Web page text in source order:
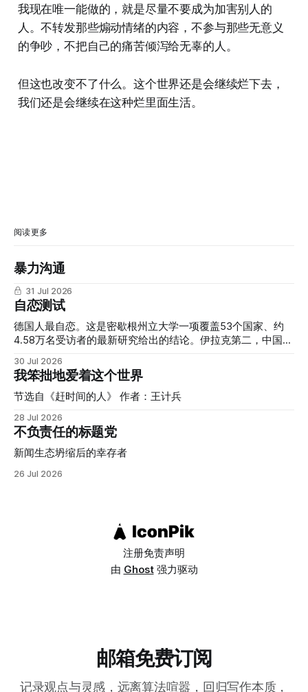
我现在唯一能做的，就是尽量不要成为加害别人的
人。不转发那些煽动情绪的内容，不参与那些无意义
的争吵，不把自己的痛苦倾泻给无辜的人。
但这也改变不了什么。这个世界还是会继续烂下去，
我们还是会继续在这种烂里面生活。
阅读更多
暴力沟通
31 Jul 2026
自恋测试
德国人最自恋。这是密歇根州立大学一项覆盖53个国家、约
4.58万名受访者的最新研究给出的结论。伊拉克第二，中国第
表"的美国，只排在第16位。 我们习惯把"自恋"和美式个人主
义、社交媒体文化、真人秀明星联系在一起，但这份研究提醒
我们：这种联想本身，可能就是一种文化偏见的产物。 自恋
碍时，就已经是一种值得关注的心理问题。它的核心特征是过
度的自我夸大、强烈渴望他人赞美，以及缺乏同理心。而在表
面的优越感背后，往往隐藏着脆弱和对自我价值的不确定。
自恋的个体，但数据显示恰恰相反：塞内加尔、孟加拉、摩洛
体主义这个维度的分类上，
30 Jul 2026
我笨拙地爱着这个世界
节选自《赶时间的人》 作者：王计兵
28 Jul 2026
不负责任的标题党
新闻生态坍缩后的幸存者
26 Jul 2026
注册免责声明
由 Ghost强力驱动
邮箱免费订阅
记录观点与灵感，远离算法喧嚣，回归写作本质，